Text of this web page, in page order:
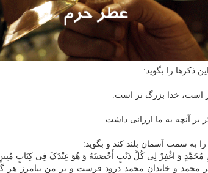
ذکرها را بگوید:
است، خدا بزرگ تر است.
بر آنچه به ما ارزانی داشت.
به سمت آسمان بلند کند و بگوید:
مُحَمَّدٍ وَ اغْفِرْ لِی کُلَّ ذَنْبٍ أَحْصَیتَهُ وَ هُوَ عِنْدَکَ فِی کِتَابٍ
محمد و خاندان محمد درود فرست و بر من بیامرز هر